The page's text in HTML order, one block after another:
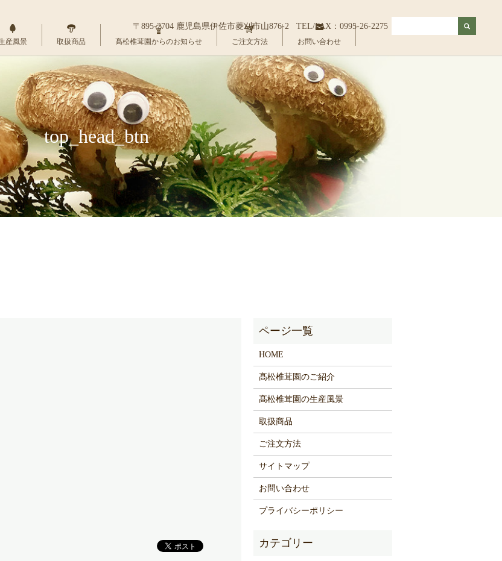
産風景 取扱商品 髙松椎茸園からのお知らせ ご注文方法 お問い合わせ
〒895-2704 鹿児島県伊佐市菱刈市山876-2 TEL/FAX：0995-26-2275
top_head_btn
HOME
髙松椎茸園のご紹介
髙松椎茸園の生産風景
取扱商品
ご注文方法
サイトマップ
お問い合わせ
プライバシーポリシー